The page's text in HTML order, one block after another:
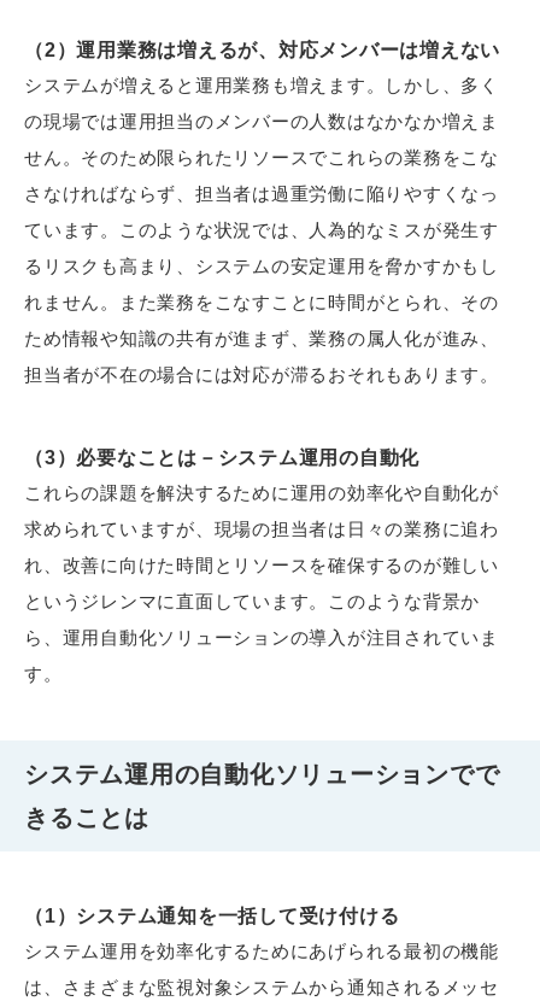
（2）運用業務は増えるが、対応メンバーは増えない
システムが増えると運用業務も増えます。しかし、多く
の現場では運用担当のメンバーの人数はなかなか増えま
せん。そのため限られたリソースでこれらの業務をこな
さなければならず、担当者は過重労働に陥りやすくなっ
ています。このような状況では、人為的なミスが発生す
るリスクも高まり、システムの安定運用を脅かすかもし
れません。また業務をこなすことに時間がとられ、その
ため情報や知識の共有が進まず、業務の属人化が進み、
担当者が不在の場合には対応が滞るおそれもあります。
（3）必要なことは－システム運用の自動化
これらの課題を解決するために運用の効率化や自動化が
求められていますが、現場の担当者は日々の業務に追わ
れ、改善に向けた時間とリソースを確保するのが難しい
というジレンマに直面しています。このような背景か
ら、運用自動化ソリューションの導入が注目されていま
す。
システム運用の自動化ソリューションでで
きることは
（1）システム通知を一括して受け付ける
システム運用を効率化するためにあげられる最初の機能
は、さまざまな監視対象システムから通知されるメッセ